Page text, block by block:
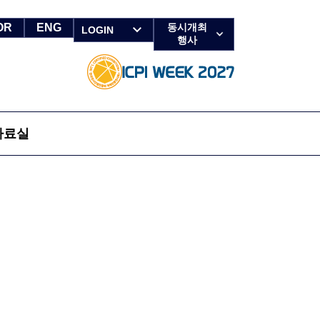
ENG LOGIN
동시개최
행사
료실